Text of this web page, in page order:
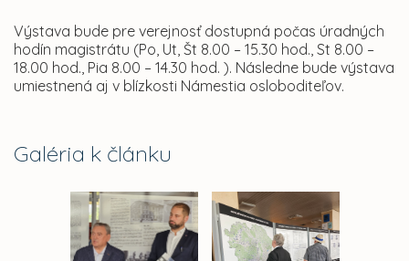
Galéria k článku
Výstava bude pre verejnosť dostupná počas úradných
hodín magistrátu (Po, Ut, Št 8.00 – 15.30 hod., St 8.00 –
18.00 hod., Pia 8.00 – 14.30 hod. ). Následne bude výstava
umiestnená aj v blízkosti Námestia osloboditeľov.